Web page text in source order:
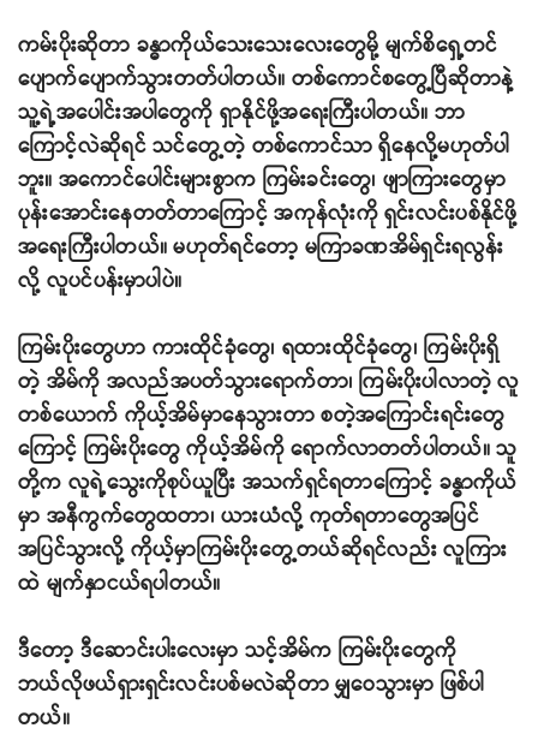
ကမ်းပိုးဆိုတာ ခန္ဓာကိုယ်သေးသေးလေးတွေမို့ မျက်စိရှေ့တင်
ပျောက်ပျောက်သွားတတ်ပါတယ်။ တစ်ကောင်စတွေ့ပြီဆိုတာနဲ့
သူ့ရဲ့အပေါင်းအပါတွေကို ရှာနိုင်ဖို့အရေးကြီးပါတယ်။ ဘာ
ကြောင့်လဲဆိုရင် သင်တွေ့တဲ့ တစ်ကောင်သာ ရှိနေလို့မဟုတ်ပါ
ဘူး။ အကောင်ပေါင်းများစွာက ကြမ်းခင်းတွေ၊ ဖျာကြားတွေမှာ
ပုန်းအောင်းနေတတ်တာကြောင့် အကုန်လုံးကို ရှင်းလင်းပစ်နိုင်ဖို့
အရေးကြီးပါတယ်။ မဟုတ်ရင်တော့ မကြာခဏအိမ်ရှင်းရလွန်း
လို့ လူပင်ပန်းမှာပါပဲ။
ကြမ်းပိုးတွေဟာ ကားထိုင်ခုံတွေ၊ ရထားထိုင်ခုံတွေ၊ ကြမ်းပိုးရှိ
တဲ့ အိမ်ကို အလည်အပတ်သွားရောက်တာ၊ ကြမ်းပိုးပါလာတဲ့ လူ
တစ်ယောက် ကိုယ့်အိမ်မှာနေသွားတာ စတဲ့အကြောင်းရင်းတွေ
ကြောင့် ကြမ်းပိုးတွေ ကိုယ့်အိမ်ကို ရောက်လာတတ်ပါတယ်။ သူ
တို့က လူရဲ့သွေးကိုစုပ်ယူပြီး အသက်ရှင်ရတာကြောင့် ခန္ဓာကိုယ်
မှာ အနီကွက်တွေထတာ၊ ယားယံလို့ ကုတ်ရတာတွေအပြင်
အပြင်သွားလို့ ကိုယ့်မှာကြမ်းပိုးတွေ့တယ်ဆိုရင်လည်း လူကြား
ထဲ မျက်နှာငယ်ရပါတယ်။
ဒီတော့ ဒီဆောင်းပါးလေးမှာ သင့်အိမ်က ကြမ်းပိုးတွေကို
ဘယ်လိုဖယ်ရှားရှင်းလင်းပစ်မလဲဆိုတာ မျှဝေသွားမှာ ဖြစ်ပါ
တယ်။